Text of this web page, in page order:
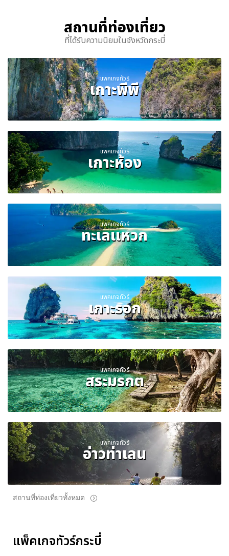
สถานที่ท่องเที่ยว
ที่ได้รับความนิยมในจังหวัดกระบี่
แพคเกจทัวร์
เกาะพีพี
แพคเกจทัวร์
เกาะห้อง
แพคเกจทัวร์
ทะเลแหวก
แพคเกจทัวร์
เกาะรอก
แพคเกจทัวร์
สระมรกต
แพคเกจทัวร์
อ่าวท่าเลน
สถานที่ท่องเที่ยวทั้งหมด
แพ็คเกจทัวร์กระบี่